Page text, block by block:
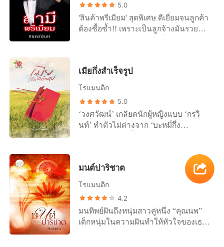
ให้ได้ เพราะรู้แล้วว่าการร่วมรักจะสำเร็จ
ได้ก็ต่อเมื่อได้ร่วมกับคนที่รักเท่านั้น
5.0
'สินค้าพรีเมียม' สุดพิเศษ ดีเยี่ยมจนลูกค้า
ต้องซื้อซ้ำ!! เพราะเป็นลูกจ้างมันรวยช้า
ได้พบเขา 'ชาร์ค อิโญน่า' สายลับหนุ่ม
สุดหล่อ 'เธอส่งเขาไปเป็นสินค้าพรีเมียม
มีแต่จะเพิ่มขึ้นตามปากต่อปากของผู้ใช้
บริการ และเขาก็เต็มใจทำ เพราะความ
หฤหรรษ์นับครั้งไม่ถ้วนที่ได้รับ มาพร้อม
ให้มากที่สุด แม้ต้องแฝงตัวเป็นพนักงาน
จัดส่งที่ 'หล่อ ล่ำ อึดเป็นเลิศ' ก็ต้องยอม
เมียกึ่งสำเร็จรูป
โรแมนติก
5.0
‘วงศวัฒน์’ เกลียดนักผู้หญิงแบบ ‘กรวิ
นท์’ ทำตัวไม่ต่างจาก ‘บะหมี่กึ่ง
ทิม #นิยายรักเคล้ากลิ่นขี้วัวและแป้งเน่า
^v^ ‘เคราะห์ร้าย’ ที่มาพร้อม ‘ดวงเนื้อคู่
โดดเด่น’ ถุงคลุมใบโตจึงตกใส่กะทันหัน
หนังคู่กระดูก ดวงคู่แท้ ทั้งหมดคงจะดีถ้า
หล่อนไม่เป็นลูกสาวฟาร์มโคนม ส่วนเขา
นั้นเกลียดกลิ่นขี้วัวเข้าไส้!!! เขาจะไม่่มี
มนต์ปาริชาต
โรแมนติก
4.2
มนทิพย์ฝันถึงหนุ่มสาวคู่หนึ่ง “คุณนพ”
เด็กหนุ่มในความฝันทำให้หัวใจของเธอ